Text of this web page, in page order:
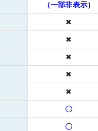
（一部非表示）
✖
✖
✖
✖
✖
〇
〇